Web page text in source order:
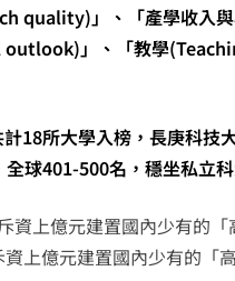
quality)」、「產學收入
」、「教學
18所大學入榜，長庚科技
球401-500名，穩坐私立
資上億元建置國內少有的「